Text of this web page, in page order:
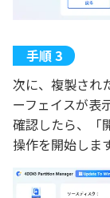
次に、複製され
ーフェイスが表
確認したら、「
操作を開始します